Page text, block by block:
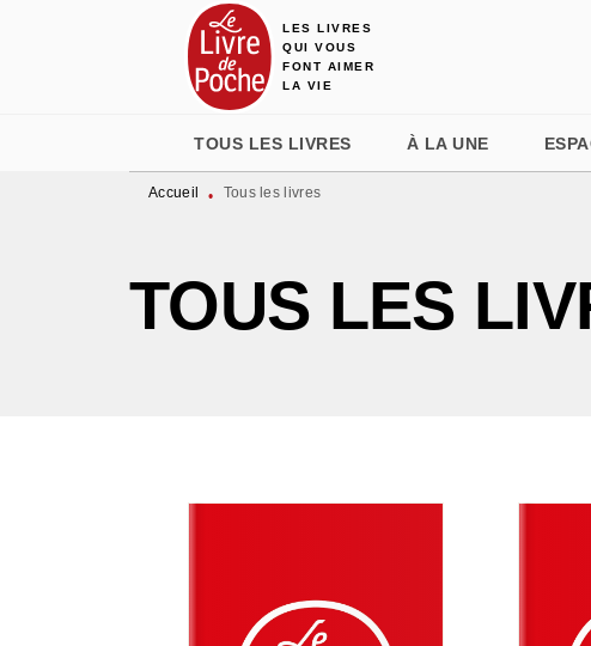
MENU RECHERCHE
LES LIVRES
QUI VOUS
FONT AIMER
LA VIE
TOUS LES LIVRES À LA UNE
Accueil • Tous les livres
TOUS LES